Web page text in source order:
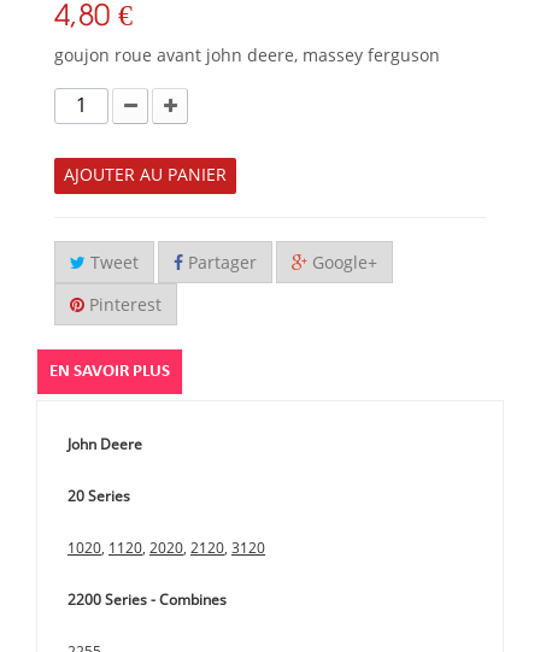
4,80 €
goujon roue avant john deere, massey ferguson
AJOUTER AU PANIER
Tweet Partager Google+
Pinterest
EN SAVOIR PLUS
John Deere
20 Series
1020, 1120, 2020, 2120, 3120
2200 Series - Combines